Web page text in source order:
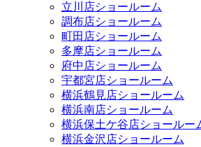
立川店ショールーム
調布店ショールーム
町田店ショールーム
多摩店ショールーム
府中店ショールーム
宇都宮店ショールーム
横浜鶴見店ショールーム
横浜南店ショールーム
横浜保土ケ谷店ショールー
横浜金沢店ショールーム